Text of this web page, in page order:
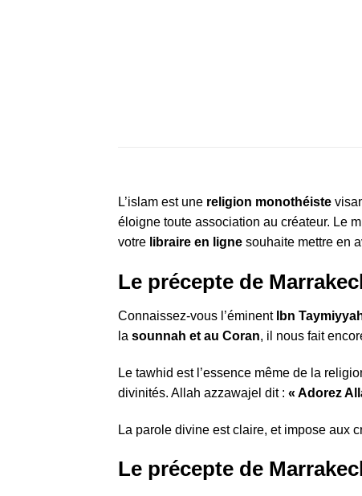
L’islam est une religion monothéiste
éloigne toute association au créateur. Le
votre libraire en ligne souhaite mettre en
Le précepte de
Connaissez-vous l’éminentIbn
la sounnah et au Coran, il nous fait
Le tawhid est l’essence même de la
divinités. Allah azzawajel dit : « Adorez
La parole divine est claire, et impose aux
Le précepte de